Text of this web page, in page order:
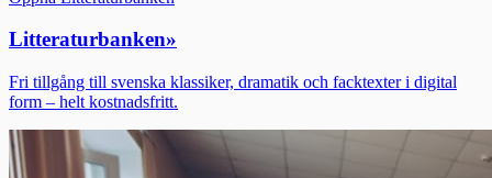
Litteraturbanken»
Fri tillgång till svenska klassiker, dramatik och facktexter i digital
form – helt kostnadsfritt.